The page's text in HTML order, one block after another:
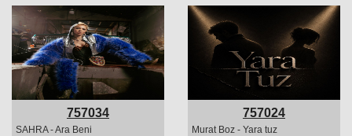
757034
SAHRA - Ara Beni
757024
Murat Boz - Yara tuz